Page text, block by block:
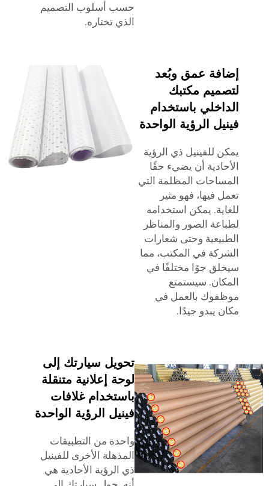
حسب أسلوب التصميم
الذي تختاره.
إضافة عمق وبُعد
لتصميم مكتبك
الداخلي باستخدام
فينيل الرؤية الواحدة
يمكن للفينيل ذي الرؤية
الأحادية أن يضيء حقًا
المساحات المظلمة التي
تعمل فيها، فهو مثير
للغاية. يمكن استخدامه
لطباعة الصور والمناظر
الطبيعية وحتى شعارات
الشركة في المكتب، مما
سيخلق جوًا مختلفًا في
المكان. سيستمتع
موظفوك بالعمل في
مكان يبدو جيدًا.
تحويل سيارتك إلى
لوحة إعلانية متنقلة
باستخدام غلافات
فينيل الرؤية الواحدة
واحدة من التطبيقات
المذهلة الأخرى للفينيل
ذي الرؤية الأحادية هي